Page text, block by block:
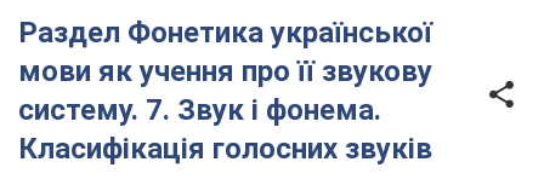
Раздел Фонетика української
мови як учення про її звукову
систему. 7. Звук і фонема.
Класифікація голосних звуків